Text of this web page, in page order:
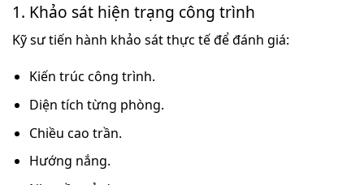
1. Khảo sát hiện trạng công trình
Kỹ sư tiến hành khảo sát thực tế để đánh giá:
Kiến trúc công trình.
Diện tích từng phòng.
Chiều cao trần.
Hướng nắng.